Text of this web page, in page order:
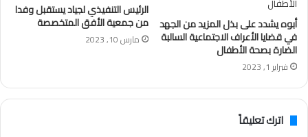
أبوه يشدد على بذل المزيد من الجهد
في قضايا الأعراف الاجتماعية السالبة
الضارة بصحة الأطفال
فبراير 1, 2023
الرئيس التنفيذي لجياد يستقبل وفدا
من جمعية الأفق المتخصصة
مارس 10, 2023
اترك تعليقاً